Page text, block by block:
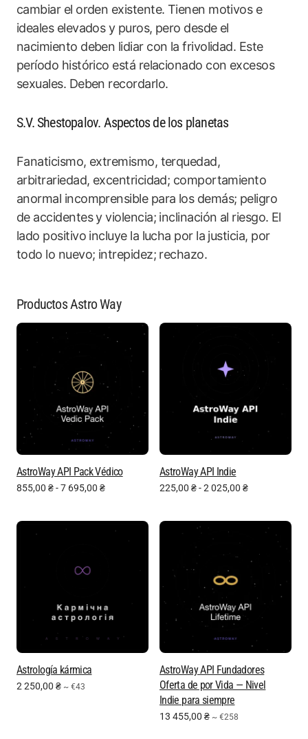
cambiar el orden existente. Tienen motivos e
ideales elevados y puros, pero desde el
nacimiento deben lidiar con la frivolidad. Este
período histórico está relacionado con excesos
sexuales. Deben recordarlo.
S.V. Shestopalov. Aspectos de los planetas
Fanaticismo, extremismo, terquedad,
arbitrariedad, excentricidad; comportamiento
anormal incomprensible para los demás; peligro
de accidentes y violencia; inclinación al riesgo. El
lado positivo incluye la lucha por la justicia, por
todo lo nuevo; intrepidez; rechazo.
Productos Astro Way
AstroWay API Pack Védico
855,00 ₴-7 695,00 ₴
AstroWay API Indie
225,00 ₴-2 025,00 ₴
Astrología kármica
2 250,00 ₴ ~ €43
AstroWay API Fundadores
Oferta de por Vida — Nivel
Indie para siempre
13 455,00 ₴ ~ €258